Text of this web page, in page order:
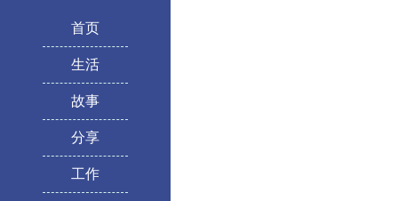
首页
生活
故事
分享
工作